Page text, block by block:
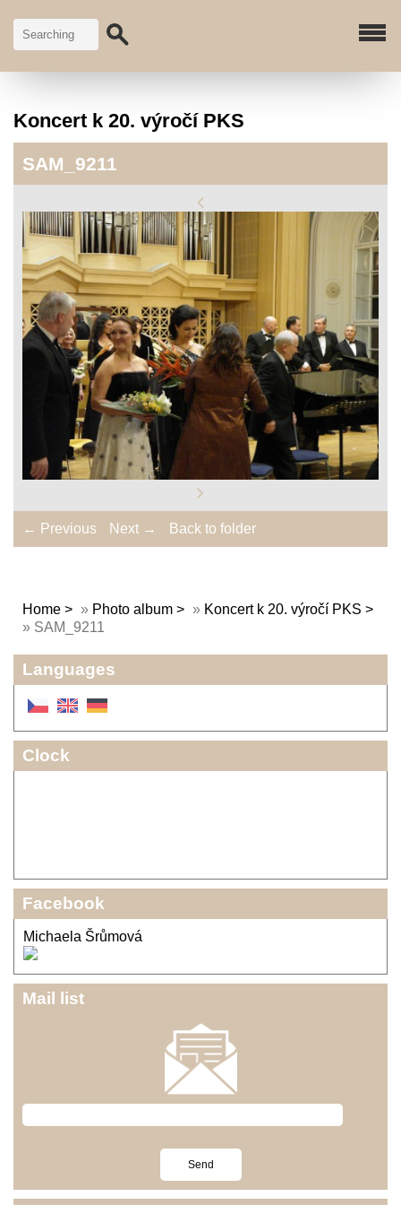
Koncert k 20. výročí PKS
SAM_9211
← Previous Next → Back to folder
Home » Photo album » Koncert k 20. výročí PKS
» SAM_9211
Languages
Clock
Facebook
Michaela Šrůmová
Mail list